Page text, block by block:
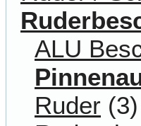
ALU
Ruder (3)